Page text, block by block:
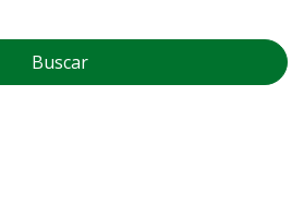
Buscar